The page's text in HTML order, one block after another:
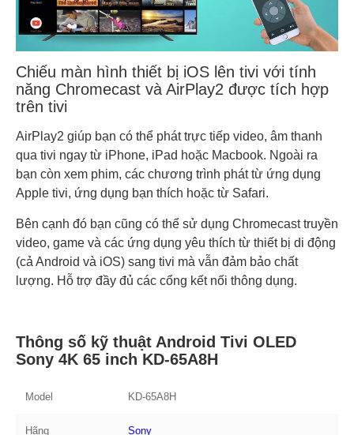
Chiếu màn hình thiết bị iOS lên tivi với tính
năng Chromecast và AirPlay2 được tích hợp
trên tivi
AirPlay2 giúp bạn có thể phát trực tiếp video, âm thanh
qua tivi ngay từ iPhone, iPad hoặc Macbook. Ngoài ra
bạn còn xem phim, các chương trình phát từ ứng dụng
Apple tivi, ứng dụng bạn thích hoặc từ Safari.
Bên cạnh đó bạn cũng có thể sử dụng Chromecast truyền
video, game và các ứng dụng yêu thích từ thiết bị di động
(cả Android và iOS) sang tivi mà vẫn đảm bảo chất
lượng. Hỗ trợ đầy đủ các cổng kết nối thông dụng.
Thông số kỹ thuật Android Tivi OLED
Sony 4K 65 inch KD-65A8H
Model KD-65A8H
Hãng Sony